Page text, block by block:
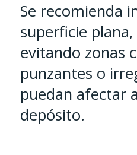
Se recomienda
superficie
evitando zonas
punzantes o
puedan afectar
depósito.